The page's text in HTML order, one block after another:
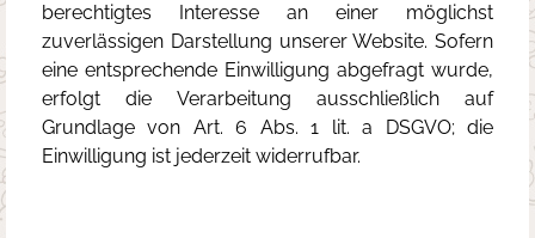
berechtigtes Interesse an einer möglichst
zuverlässigen Darstellung unserer Website. Sofern
eine entsprechende Einwilligung abgefragt wurde,
erfolgt die Verarbeitung ausschließlich auf
Grundlage von Art. 6 Abs. 1 lit. a DSGVO; die
Einwilligung ist jederzeit widerrufbar.